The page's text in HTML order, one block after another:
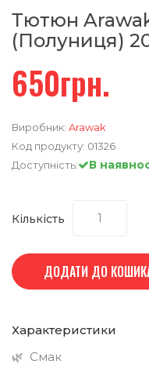
Тютюн
(Полуниця)
650грн.
Виробник: Arawak
Код продукту: 01326
Доступність:
В
Кількість
ДОДАТИ ДО
Характеристики
🌿 Смак